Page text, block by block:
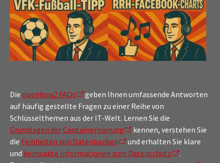
Die openhow2 FAQs
geben Ihnen umfassende Antworten
auf häufig gestellte Fragen zu einer Reihe von
Schlüsselthemen aus der IT-Welt. Lernen Sie die
Grundlagen der Containerisierung
kennen, verstehen Sie
die Feinheiten von Datenbanken
und erhalten Sie klare
und kompakte Informationen zum Datenschutz
.